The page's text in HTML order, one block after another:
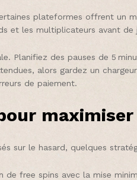
plateformes offrent un
et les multiplicateurs avant de
Planifiez des pauses de 5
alors gardez un
de paiement.
sur le hasard, quelques
de free spins avec la mise